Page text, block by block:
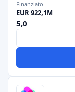
Finanziato
EUR 922,1M
5,0